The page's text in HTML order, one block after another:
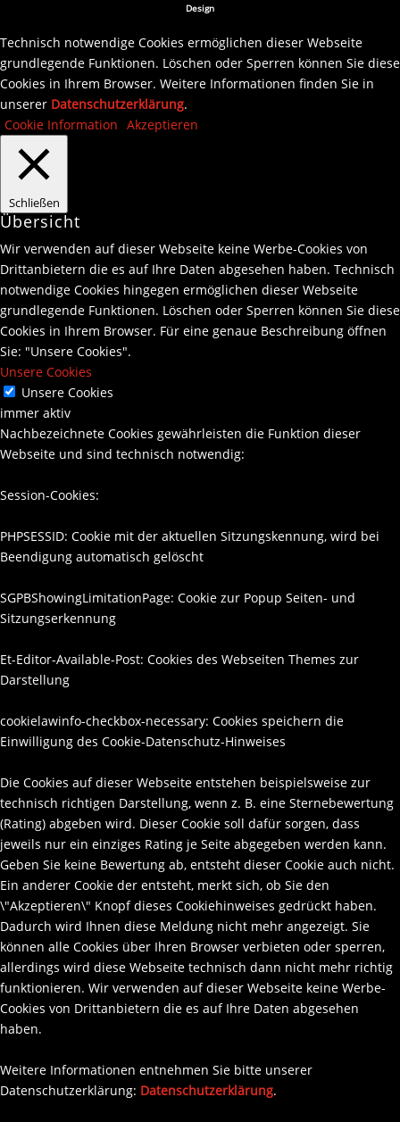
Design
Technisch notwendige Cookies ermöglichen dieser Webseite
grundlegende Funktionen. Löschen oder Sperren können Sie diese
Cookies in Ihrem Browser. Weitere Informationen finden Sie in
unserer Datenschutzerklärung.
Cookie Information Akzeptieren
Schließen
Übersicht
Wir verwenden auf dieser Webseite keine Werbe-Cookies von
Drittanbietern die es auf Ihre Daten abgesehen haben. Technisch
notwendige Cookies hingegen ermöglichen dieser Webseite
grundlegende Funktionen. Löschen oder Sperren können Sie diese
Cookies in Ihrem Browser. Für eine genaue Beschreibung öffnen
Sie: "Unsere Cookies".
Unsere Cookies
Unsere Cookies
immer aktiv
Nachbezeichnete Cookies gewährleisten die Funktion dieser
Webseite und sind technisch notwendig:
Session-Cookies:
PHPSESSID: Cookie mit der aktuellen Sitzungskennung, wird bei
Beendigung automatisch gelöscht
SGPBShowingLimitationPage: Cookie zur Popup Seiten- und
Sitzungserkennung
Et-Editor-Available-Post: Cookies des Webseiten Themes zur
Darstellung
cookielawinfo-checkbox-necessary: Cookies speichern die
Einwilligung des Cookie-Datenschutz-Hinweises
Die Cookies auf dieser Webseite entstehen beispielsweise zur
technisch richtigen Darstellung, wenn z. B. eine Sternebewertung
(Rating) abgeben wird. Dieser Cookie soll dafür sorgen, dass
jeweils nur ein einziges Rating je Seite abgegeben werden kann.
Geben Sie keine Bewertung ab, entsteht dieser Cookie auch nicht.
Ein anderer Cookie der entsteht, merkt sich, ob Sie den
\"Akzeptieren\" Knopf dieses Cookiehinweises gedrückt haben.
Dadurch wird Ihnen diese Meldung nicht mehr angezeigt. Sie
können alle Cookies über Ihren Browser verbieten oder sperren,
allerdings wird diese Webseite technisch dann nicht mehr richtig
funktionieren. Wir verwenden auf dieser Webseite keine Werbe-
Cookies von Drittanbietern die es auf Ihre Daten abgesehen
haben.
Weitere Informationen entnehmen Sie bitte unserer
Datenschutzerklärung: Datenschutzerklärung.